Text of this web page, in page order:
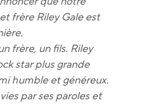
frère Riley Gale est
frère, un fils. Riley
star plus grande
humble et généreux.
par ses paroles et